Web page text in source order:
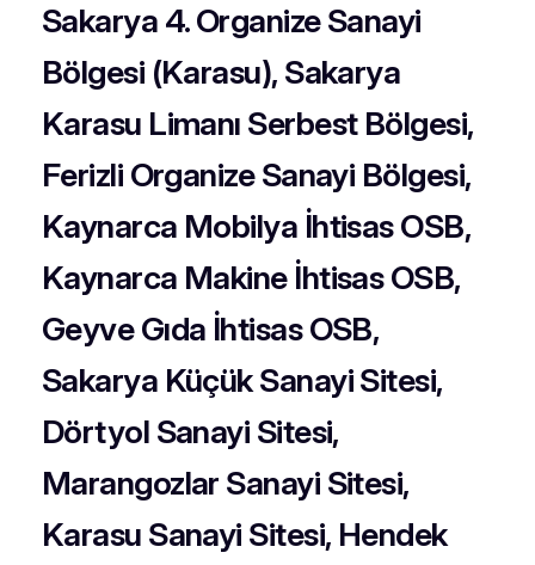
Sakarya 4. Organize Sanayi
Bölgesi (Karasu), Sakarya
Karasu Limanı Serbest Bölgesi,
Ferizli Organize Sanayi Bölgesi,
Kaynarca Mobilya İhtisas OSB,
Kaynarca Makine İhtisas OSB,
Geyve Gıda İhtisas OSB,
Sakarya Küçük Sanayi Sitesi,
Dörtyol Sanayi Sitesi,
Marangozlar Sanayi Sitesi,
Karasu Sanayi Sitesi, Hendek